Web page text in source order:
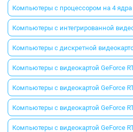
Компьютеры с процессором на 4 ядра
Компьютеры с интегрированной
Компьютеры с дискретной
Компьютеры с видеокартой GeForce
Компьютеры с видеокартой GeForce
Компьютеры с видеокартой GeForce
Компьютеры с видеокартой GeForce